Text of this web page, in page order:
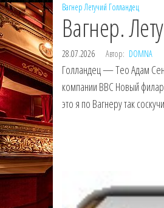
Вагнер Летучий Голландец
Вагнер.
28.07.2026 Автор: DOMNA
Голландец — Тео Адам
компании BBC Новый
это я по Вагнеру так